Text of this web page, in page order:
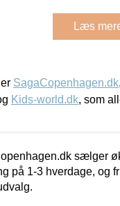
Læs
SagaCopenhagen.dk,
Kids-world.dk, som
sælger
på 1-3 hverdage, og